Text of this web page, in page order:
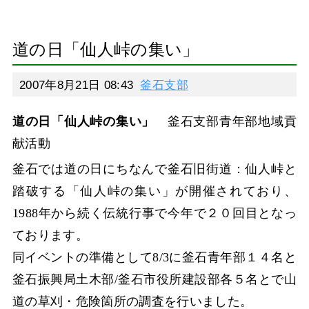
道の日「仙人峠の集い」
2007年8月21日 08:43 釜石支部
道の日「仙人峠の集い」
釜石支部青年部地域貢
献活動
釜石では道の日にちなんで釜石旧街道：仙人峠と
踏破する「仙人峠の集い」が開催されており、
1988年から続く伝統行事で今年で２０回目となっ
ております。
同イベントの準備として8/3に釜石青年部１４名と
釜石振興局土木部/釜石市役所建設部各５名とで山
道の草刈・危険箇所の調査を行いました。